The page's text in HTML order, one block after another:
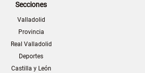
Secciones
Valladolid
Provincia
Real Valladolid
Deportes
Castilla y León